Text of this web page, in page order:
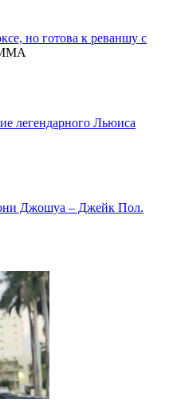
но готова к реваншу с
легендарного Льюиса
Джошуа – Джейк Пол.